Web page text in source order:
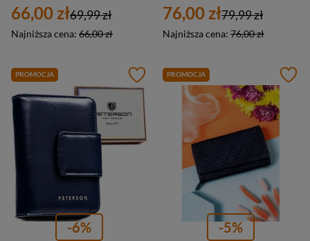
66,00 zł
Najniższa cena: 66,00 zł
69,99 zł 76,00 zł
Najniższa cena: 76,00 zł
79,99 zł
PROMOCJA
-6%
PROMOCJA
-5%